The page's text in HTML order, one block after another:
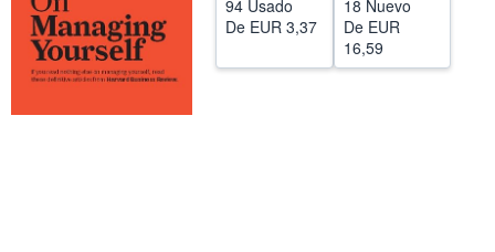
94 Usado
De EUR 3,37
18 Nuevo
De EUR
16,59